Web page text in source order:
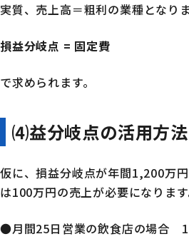
実質、売上高＝粗利の業種となりま
損益分岐点 = 固定費
で求められます。
⑷益分岐点の活用方法
仮に、損益分岐点が年間1,200万
は100万円の売上が必要になります
●月間25日営業の飲食店の場合 1